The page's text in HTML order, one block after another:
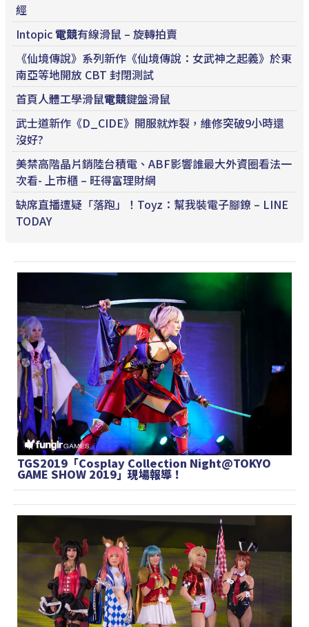
經
Intopic電競有線滑鼠 – 旋轉拍賣
《仙境傳說》系列新作《仙境傳說：女武神之起義》於東
南亞等地開放 CBT 封閉測試
首頁人體工學滑鼠電競鍵盤滑鼠
武士道新作《D_CIDE》開服就炸裂，維修突破9小時還
沒好?
美禁高階晶片銷陸台積電、ABF影響誰最大外資圈看法一
次看- 上市櫃 – 旺得富理財網
缺席直播遭疑「落跑」！Toyz：幫我裝電子腳鐐 – LINE
TODAY
TGS2019「Cosplay Collection Night@TOKYO
GAME SHOW 2019」現場報導！